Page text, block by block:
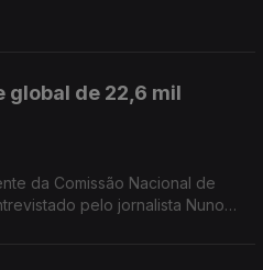
global de 22,6 mil
da Comissão Nacional de
pelo jornalista Nuno